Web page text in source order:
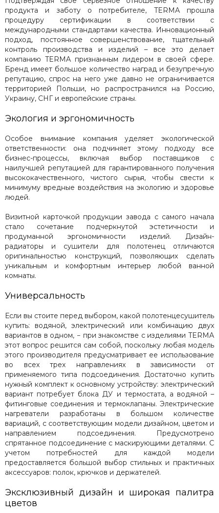
продукта и заботу о потребителе, TERMA прошла
процедуру сертификации в соответствии с
международными стандартами качества. Инновационный
подход, постоянное совершенствование, тщательный
контроль производства и изделий – все это делает
компанию TERMA признанным лидером в своей сфере.
Бренд имеет большое количество наград и безупречную
репутацию, спрос на него уже давно не ограничивается
территорией Польши, но распространился на Россию,
Украину, СНГ и европейские страны.
Экология и эргономичность
Особое внимание компания уделяет экологической
ответственности: она подчиняет этому подходу все
бизнес-процессы, включая выбор поставщиков с
наилучшей репутацией для гарантированного получения
высококачественного, чистого сырья, чтобы свести к
минимуму вредные воздействия на экологию и здоровье
людей.
Визитной карточкой продукции завода с самого начала
стало сочетание подчеркнутой эстетичности и
продуманной эргономичности изделий. Дизайн-
радиаторы и сушители для полотенец отличаются
оригинальностью конструкций, позволяющих сделать
уникальным и комфортным интерьер любой ванной
комнаты.
Универсальность
Если вы стоите перед выбором, какой полотенцесушитель
купить: водяной, электрический или комбинацию двух
вариантов в одном, − при знакомстве с изделиями TERMA
этот вопрос решится сам собой, поскольку любая модель
этого производителя предусматривает ее использование
во всех трех направлениях в зависимости от
применяемого типа подсоединения. Достаточно купить
нужный комплект к основному устройству: электрический
вариант потребует блока ДУ и термостата, а водяной –
фитинговые соединения и термоклапаны. Электрические
нагреватели разработаны в большом количестве
вариаций, с соответствующим модели дизайном, цветом и
направлением подсоединения. Предусмотрено
спрятанное подсоединение с маскирующими деталями. С
учетом потребностей для каждой модели
предоставляется большой выбор стильных и практичных
аксессуаров: полок, крючков и держателей.
Эксклюзивный дизайн и широкая палитра
цветов